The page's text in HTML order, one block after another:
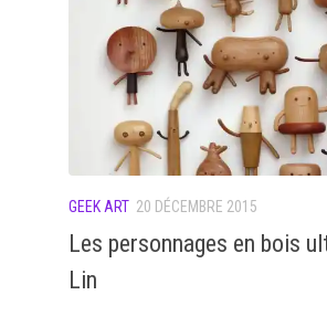
GEEK ART 20 DÉCEMBRE 2015
Les personnages en bois
Lin